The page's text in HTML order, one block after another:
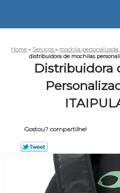
Home » Serviços» mochila personalizada
distribuidora de mochilas
Distribuidora
Gostou? compartilhe!